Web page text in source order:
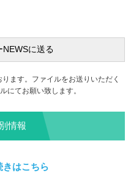
ます。ファイルをお送りいただく
にてお願い致します。
情報
きはこちら